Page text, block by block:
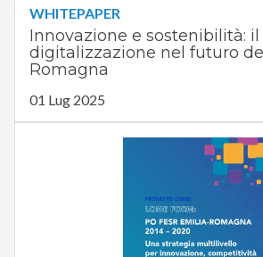
WHITEPAPER
Innovazione e sostenibilità:
digitalizzazione nel futuro
Romagna
01 Lug 2025